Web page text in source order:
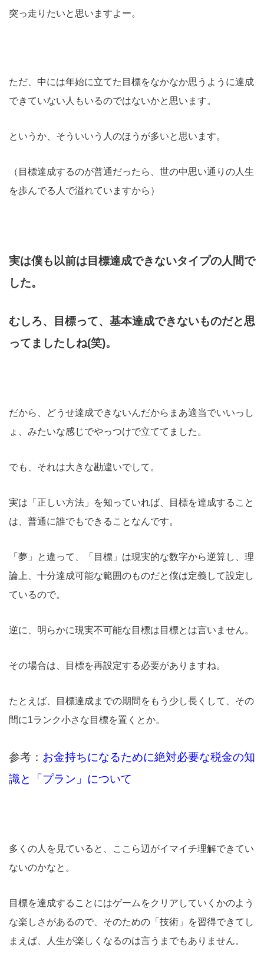
突っ走りたいと思いますよー。
ただ、中には年始に立てた目標をなかなか思うように達成
できていない人もいるのではないかと思います。
というか、そういいう人のほうが多いと思います。
（目標達成するのが普通だったら、世の中思い通りの人生
を歩んでる人で溢れていますから）
実は僕も以前は目標達成できないタイプの人間で
した。
むしろ、目標って、基本達成できないものだと思
ってましたしね(笑)。
だから、どうせ達成できないんだからまあ適当でいいっし
ょ、みたいな感じでやっつけで立ててました。
でも、それは大きな勘違いでして。
実は「正しい方法」を知っていれば、目標を達成すること
は、普通に誰でもできることなんです。
「夢」と違って、「目標」は現実的な数字から逆算し、理
論上、十分達成可能な範囲のものだと僕は定義して設定し
ているので。
逆に、明らかに現実不可能な目標は目標とは言いません。
その場合は、目標を再設定する必要がありますね。
たとえば、目標達成までの期間をもう少し長くして、その
間に1ランク小さな目標を置くとか。
参考： お金持ちになるために絶対必要な税金の知
識と「プラン」について
多くの人を見ていると、ここら辺がイマイチ理解できてい
ないのかなと。
目標を達成することにはゲームをクリアしていくかのよう
な楽しさがあるので、そのための「技術」を習得できてし
まえば、人生が楽しくなるのは言うまでもありません。